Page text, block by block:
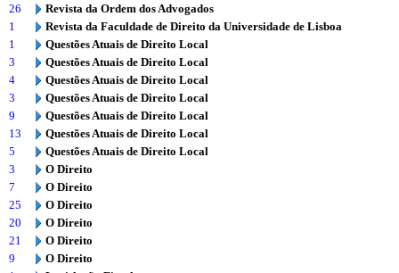
26
Revista da Ordem dos Advogados
1
Revista da Faculdade de Direito da Universidade de Lisboa
1
Questões Atuais de Direito Local
3
Questões Atuais de Direito Local
4
Questões Atuais de Direito Local
3
Questões Atuais de Direito Local
9
Questões Atuais de Direito Local
13
Questões Atuais de Direito Local
5
Questões Atuais de Direito Local
3
O Direito
7
O Direito
25
O Direito
20
O Direito
21
O Direito
9
O Direito